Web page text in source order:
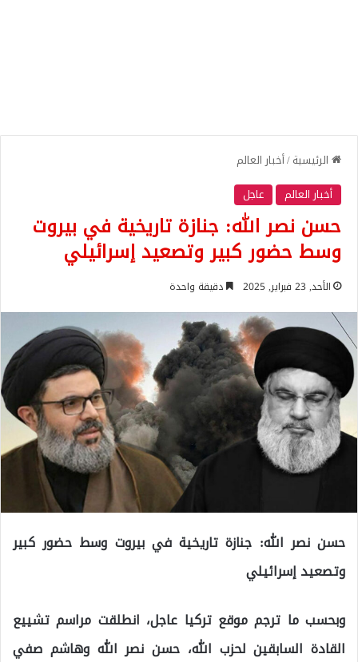
الرئيسية/أخبار العالم
أخبار العالم
عاجل
حسن نصر الله: جنازة تاريخية في بيروت
وسط حضور كبير وتصعيد إسرائيلي
الأحد, 23 فبراير, 2025 دقيقة واحدة
حسن نصر الله: جنازة تاريخية في بيروت وسط حضور كبير
وتصعيد إسرائيلي
وبحسب ما ترجم موقع تركيا عاجل، انطلقت مراسم تشييع
القادة السابقين لحزب الله، حسن نصر الله وهاشم صفي